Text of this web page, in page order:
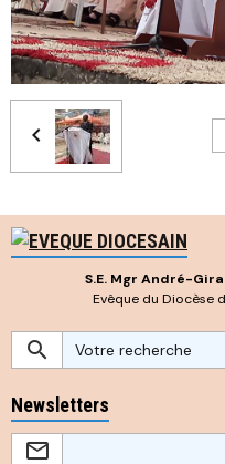
S.E. Mgr André-
Evêque du Diocèse
Newsletters